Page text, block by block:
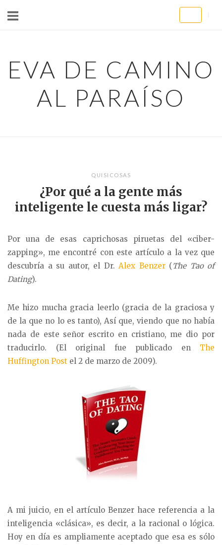
EVA DE CAMINO
AL PARAÍSO
QUISICOSAS
¿Por qué a la gente más
inteligente le cuesta más ligar?
Por una de esas caprichosas piruetas del «ciber-
zapping», me encontré con este artículo a la vez que
descubría a su autor, el Dr. Alex Benzer(The Tao of
Dating).
Me hizo mucha gracia leerlo (gracia de la graciosa y
de la que no lo es tanto), Así que, viendo que no había
nada de este señor escrito en cristiano, me dio por
traducirlo. (El original fue publicado en The
Huffington Post el 2 de marzo de 2009).
A mi juicio, en el artículo Benzer hace referencia a la
inteligencia «clásica», es decir, a la racional o lógica.
Hoy en día es ampliamente aceptado que esa es sólo